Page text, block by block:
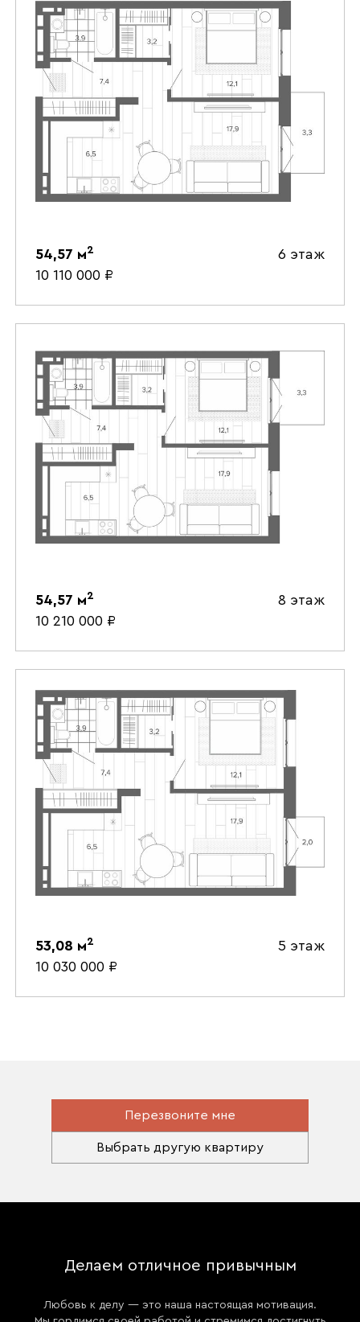
54,57 м2
6 этаж
10 110 000 ₽
54,57 м2
8 этаж
10 210 000 ₽
53,08 м2
5 этаж
10 030 000 ₽
Перезвоните мне
Выбрать другую квартиру
Делаем отличное привычным
Любовь к делу — это наша настоящая мотивация.